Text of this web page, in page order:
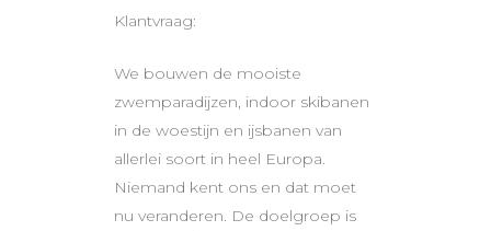
Klantvraag:
We bouwen de mooiste
zwemparadijzen, indoor skibanen
in de woestijn en ijsbanen van
allerlei soort in heel Europa.
Niemand kent ons en dat moet
nu veranderen. De doelgroep is